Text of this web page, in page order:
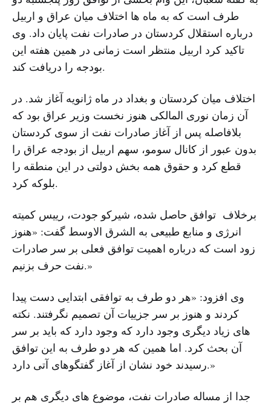
طرف است که به ماه ها اختلاف میان عراق و اربیل
درباره استقلال کردستان در صادرات نفت پایان داد. وی
تاکید کرد اربیل منتظر است زمانی در همین هفته این
بودجه را دریافت کند.
اختلاف میان کردستان و بغداد در ماه ژانویه آغاز شد. در
آن زمان نوری المالکی هنوز نخست وزیر عراق بود که
بلافاصله پس از آغاز صادرات نفت از سوی کردستان
بدون عبور از کانال سومو، سهم اربیل از بودجه عراق را
قطع کرد و حقوق همه بخش دولتی در این منطقه را
بلوکه کرد.
برخلاف توافق حاصل شده، شیرکو جودت، رییس کمیته
انرژی و منابع طبیعی به الشرق الاوسط گفت: «هنوز
زود است که درباره اهمیت توافق فعلی بر سر صادرات
نفت حرف بزنیم.»
وی افزود: «هر دو طرف به توافقی ابتدایی دست پیدا
کردند و هنوز بر سر جزییات آن تصمیم نگرفتند. نکته
های زیاد دیگری وجود دارد که وجود دارد که باید بر سر
آن بحث کرد. اما همین که هر دو طرف به این توافق
رسیدند خود نشان از آغاز گفتگوهای آتی دارد.»
جدا از مساله صادرات نفت، موضوع های دیگری هم بر